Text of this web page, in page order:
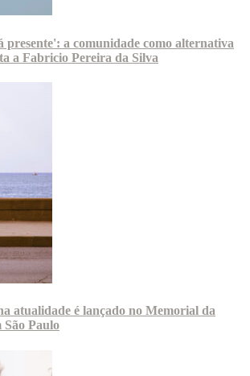
presente': a comunidade como alternativa
a Fabricio Pereira da Silva
atualidade é lançado no Memorial da
Paulo